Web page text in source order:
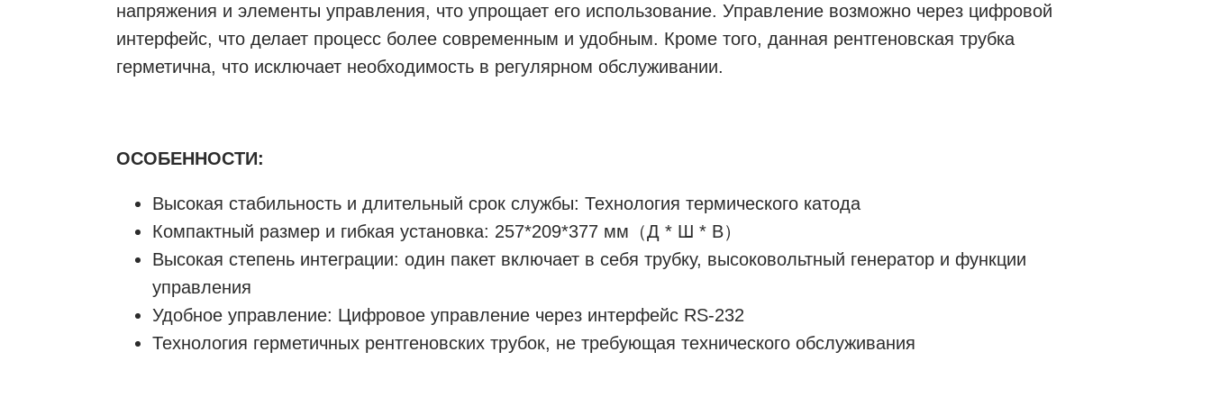
напряжения и элементы управления, что упрощает его использование. Управление возможно через цифровой
интерфейс, что делает процесс более современным и удобным. Кроме того, данная рентгеновская трубка
герметична, что исключает необходимость в регулярном обслуживании.
ОСОБЕННОСТИ:
Высокая стабильность и длительный срок службы: Технология термического катода
Компактный размер и гибкая установка: 257*209*377 мм（Д * Ш * В）
Высокая степень интеграции: один пакет включает в себя трубку, высоковольтный генератор и функции
управления
Удобное управление: Цифровое управление через интерфейс RS-232
Технология герметичных рентгеновских трубок, не требующая технического обслуживания